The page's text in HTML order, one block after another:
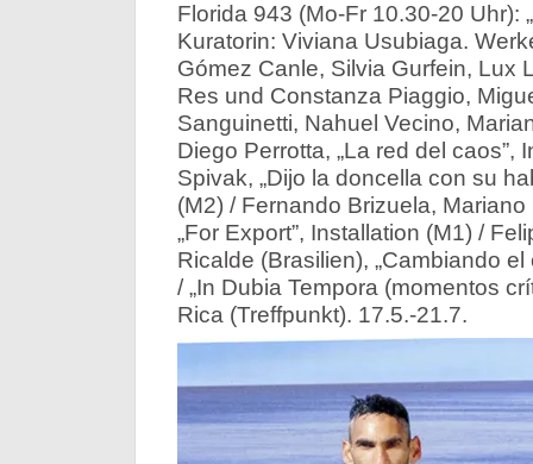
Florida 943 (Mo-Fr 10.30-20 Uhr):
Kuratorin: Viviana Usubiaga.
Gómez Canle, Silvia Gurfein, Lux
Res und Constanza Piaggio,
Sanguinetti, Nahuel Vecino,
Diego Perrotta, „La red del caos”,
Spivak, „Dijo la doncella con su
(M2) / Fernando Brizuela,
„For Export”, Installation (M1) /
Ricalde (Brasilien), „Cambiando el
/ „In Dubia Tempora (momentos
Rica (Treffpunkt). 17.5.-21.7.